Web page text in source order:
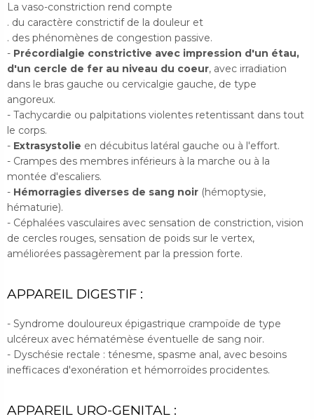
La vaso-constriction rend compte
. du caractère constrictif de la douleur et
. des phénomènes de congestion passive.
- Précordialgie constrictive avec impression d'un étau,
d'un cercle de fer au niveau du coeur, avec irradiation
dans le bras gauche ou cervicalgie gauche, de type
angoreux.
- Tachycardie ou palpitations violentes retentissant dans tout
le corps.
- Extrasystolie en décubitus latéral gauche ou à l'effort.
- Crampes des membres inférieurs à la marche ou à la
montée d'escaliers.
- Hémorragies diverses de sang noir (hémoptysie,
hématurie).
- Céphalées vasculaires avec sensation de constriction, vision
de cercles rouges, sensation de poids sur le vertex,
améliorées passagèrement par la pression forte.
APPAREIL DIGESTIF :
- Syndrome douloureux épigastrique crampoïde de type
ulcéreux avec hématémèse éventuelle de sang noir.
- Dyschésie rectale : ténesme, spasme anal, avec besoins
inefficaces d'exonération et hémorroïdes procidentes.
APPAREIL URO-GENITAL :